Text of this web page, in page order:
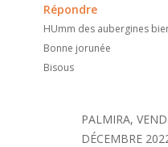
Répondre
HUmm des aubergines
Bonne jorunée
Bisous
PALMIRA,
DÉCEMBRE